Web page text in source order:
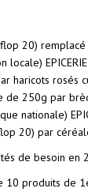
20)
haricots rosés
250g par
nationale)
20) par
de besoin en
produits de